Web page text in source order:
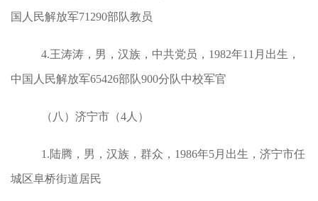
国人民解放军71290部队教员
4.王涛涛，男，汉族，中共党员，1982年11月出生，
中国人民解放军65426部队900分队中校军官
（八）济宁市（4人）
1.陆腾，男，汉族，群众，1986年5月出生，济宁市任
城区阜桥街道居民